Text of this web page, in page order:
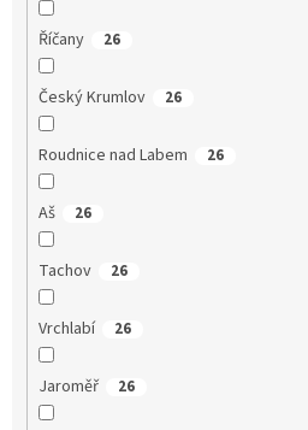
Říčany 26
Český Krumlov 26
Roudnice nad Labem 26
Aš 26
Tachov 26
Vrchlabí 26
Jaroměř 26